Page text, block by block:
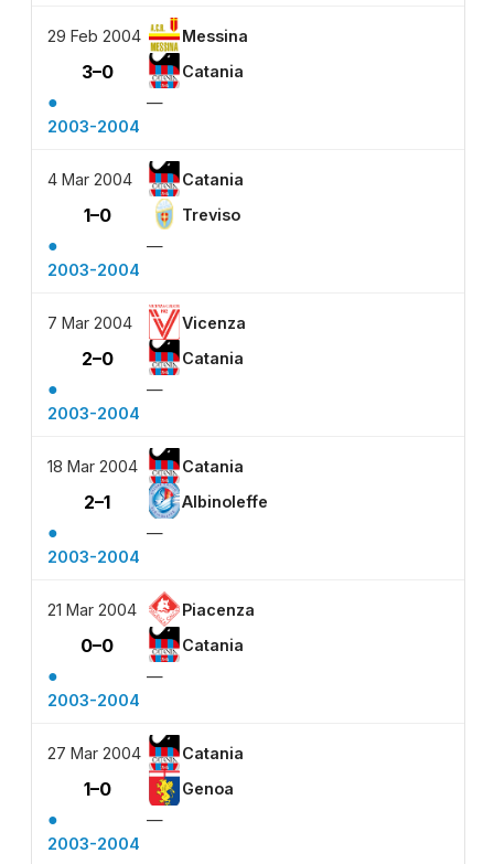
29 Feb 2004 Messina
3–0 Catania
●
—
2003-2004
4 Mar 2004 Catania
1–0 Treviso
●
—
2003-2004
7 Mar 2004 Vicenza
2–0 Catania
●
—
2003-2004
18 Mar 2004 Catania
2–1 Albinoleffe
●
—
2003-2004
21 Mar 2004 Piacenza
0–0 Catania
●
—
2003-2004
27 Mar 2004 Catania
1–0 Genoa
●
—
2003-2004